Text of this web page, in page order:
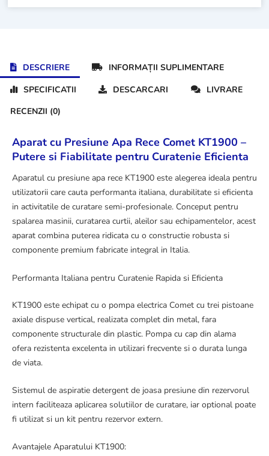
DESCRIERE
INFORMAȚII SUPLIMENTARE
SPECIFICATII
DESCARCARI
LIVRARE
RECENZII (0)
Aparat cu Presiune Apa Rece Comet KT1900 –
Putere si Fiabilitate pentru Curatenie Eficienta
Aparatul cu presiune apa rece KT1900 este alegerea ideala pentru
utilizatorii care cauta performanta italiana, durabilitate si eficienta
in activitatile de curatare semi-profesionale. Conceput pentru
spalarea masinii, curatarea curtii, aleilor sau echipamentelor, acest
aparat combina puterea ridicata cu o constructie robusta si
componente premium fabricate integral in Italia.
Performanta Italiana pentru Curatenie Rapida si Eficienta
KT1900 este echipat cu o pompa electrica Comet cu trei pistoane
axiale dispuse vertical, realizata complet din metal, fara
componente structurale din plastic. Pompa cu cap din alama
ofera rezistenta excelenta in utilizari frecvente si o durata lunga
de viata.
Sistemul de aspiratie detergent de joasa presiune din rezervorul
intern faciliteaza aplicarea solutiilor de curatare, iar optional poate
fi utilizat si un kit pentru rezervor extern.
Avantajele Aparatului KT1900: